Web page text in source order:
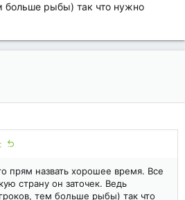
больше рыбы) так что нужно
прям назвать хорошее время. Все
страну он заточек. Ведь
тем больше рыбы) так что